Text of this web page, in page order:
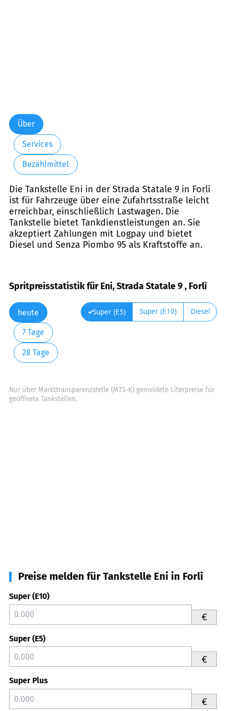
Über
Services
Bezahlmittel
Die Tankstelle Eni in der Strada Statale 9 in Forlì
ist für Fahrzeuge über eine Zufahrtsstraße leicht
erreichbar, einschließlich Lastwagen. Die
Tankstelle bietet Tankdienstleistungen an. Sie
akzeptiert Zahlungen mit Logpay und bietet
Diesel und Senza Piombo 95 als Kraftstoffe an.
Spritpreisstatistik für Eni, Strada Statale 9 , Forlì
heute
7 Tage
28 Tage
Super (E5) Super (E10) Diesel
Nur über Markttransparenzstelle (MTS-K) gemeldete Literpreise für
geöffnete Tankstellen.
Preise melden für Tankstelle Eni in Forlì
Super (E10)
€
Super (E5)
€
Super Plus
€